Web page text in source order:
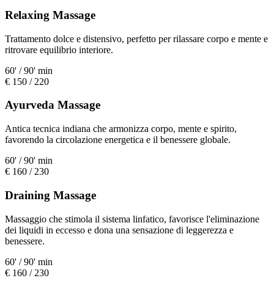
Relaxing Massage
Trattamento dolce e distensivo, perfetto per rilassare corpo e mente e
ritrovare equilibrio interiore.
60' / 90' min
€ 150 / 220
Ayurveda Massage
Antica tecnica indiana che armonizza corpo, mente e spirito,
favorendo la circolazione energetica e il benessere globale.
60' / 90' min
€ 160 / 230
Draining Massage
Massaggio che stimola il sistema linfatico, favorisce l'eliminazione
dei liquidi in eccesso e dona una sensazione di leggerezza e
benessere.
60' / 90' min
€ 160 / 230